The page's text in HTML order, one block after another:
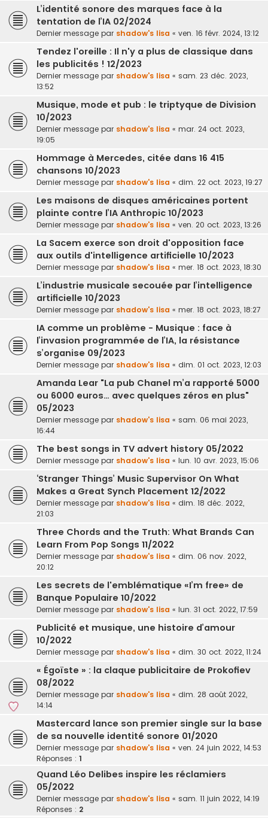
L’identité sonore des marques face à la
tentation de l’IA 02/2024
Dernier message par shadow's lisa « ven. 16 févr. 2024, 13:12
Tendez l'oreille : Il n'y a plus de classique dans
les publicités ! 12/2023
Dernier message par shadow's lisa « sam. 23 déc. 2023,
13:52
Musique, mode et pub : le triptyque de Division
10/2023
Dernier message par shadow's lisa « mar. 24 oct. 2023,
19:05
Hommage à Mercedes, citée dans 16 415
chansons 10/2023
Dernier message par shadow's lisa « dim. 22 oct. 2023, 19:27
Les maisons de disques américaines portent
plainte contre l’IA Anthropic 10/2023
Dernier message par shadow's lisa « ven. 20 oct. 2023, 13:26
La Sacem exerce son droit d'opposition face
aux outils d'intelligence artificielle 10/2023
Dernier message par shadow's lisa « mer. 18 oct. 2023, 18:30
L’industrie musicale secouée par l’intelligence
artificielle 10/2023
Dernier message par shadow's lisa « mer. 18 oct. 2023, 18:27
IA comme un problème - Musique : face à
l’invasion programmée de l’IA, la résistance
s’organise 09/2023
Dernier message par shadow's lisa « dim. 01 oct. 2023, 12:03
Amanda Lear "La pub Chanel m’a rapporté 5000
ou 6000 euros… avec quelques zéros en plus"
05/2023
Dernier message par shadow's lisa « sam. 06 mai 2023,
16:44
The best songs in TV advert history 05/2022
Dernier message par shadow's lisa « lun. 10 avr. 2023, 15:06
‘Stranger Things’ Music Supervisor On What
Makes a Great Synch Placement 12/2022
Dernier message par shadow's lisa « dim. 18 déc. 2022,
21:03
Three Chords and the Truth: What Brands Can
Learn From Pop Songs 11/2022
Dernier message par shadow's lisa « dim. 06 nov. 2022,
20:12
Les secrets de l'emblématique «I’m free» de
Banque Populaire 10/2022
Dernier message par shadow's lisa « lun. 31 oct. 2022, 17:59
Publicité et musique, une histoire d’amour
10/2022
Dernier message par shadow's lisa « dim. 30 oct. 2022, 11:24
« Égoïste » : la claque publicitaire de Prokofiev
08/2022
Dernier message par shadow's lisa « dim. 28 août 2022,
14:14
Mastercard lance son premier single sur la base
de sa nouvelle identité sonore 01/2020
Dernier message par shadow's lisa « ven. 24 juin 2022, 14:53
Réponses : 1
Quand Léo Delibes inspire les réclamiers
05/2022
Dernier message par shadow's lisa « sam. 11 juin 2022, 14:19
Réponses : 2